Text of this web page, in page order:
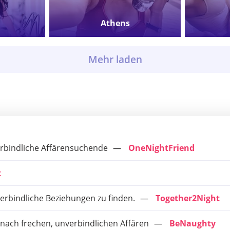
Athens
Mehr laden
Affärensuchende OneNightFriend
Beziehungen zu finden. Together2Night
frechen, unverbindlichen Affären BeNaughty